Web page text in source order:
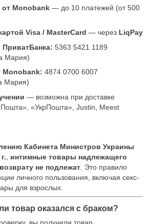
от Monobank — до 10 платежей (от 500
Visa / MasterCard — через LiqPay
ПриватБанка: 5363 5421 1189
Мария)
Monobank: 4874 0700 6007
Мария)
— возможна при доставке
«УкрПошта», Justin, Meest
Кабинета Министров Украины
интимные товары надлежащего
не подлежат . Это правило
личного пользования, включая секс-
для взрослых.
товар оказался с браком?
вы получили товар